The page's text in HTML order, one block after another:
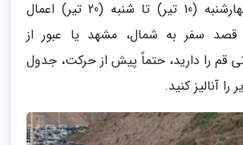
اصلی کشور از چهارشنبه (10 تیر) تا شنبه (20 تیر) اعمال
قصد سفر به شمال، مشهد یا عبور از
قم را دارید، حتماً پیش از حرکت، جدول
آنالیز کنید.